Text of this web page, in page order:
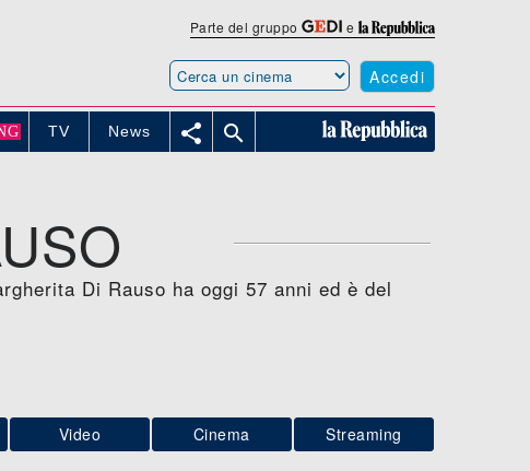
Parte del gruppo e
Accedi
TV News  
Di Rauso ha oggi 57 anni ed è del
Video Cinema Streaming